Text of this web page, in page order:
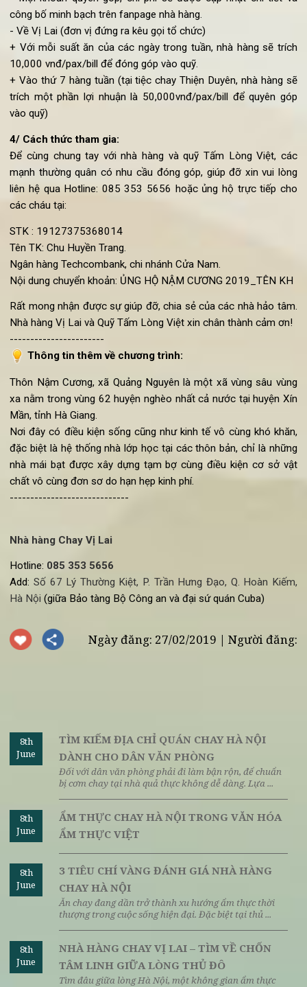
2/ Thời gian thực hiện: Dự án bắt đầu khởi công ngày 19/2
3/ Hình thức tham gia:
- Toàn bộ số tiền các mạnh thường quân đóng góp sẽ
dùng để xây dựng và sửa sang cơ sở vật chất lớp học.
- Mọi khoản quyên góp, chi phí sẽ được cập nhật chi tiết
công bố minh bạch trên fanpage nhà hàng.
+ Với mỗi suất ăn của các ngày trong tuần, nhà hàng sẽ
10,000 vnđ/pax/bill để đóng góp vào quỹ.
+ Vào thứ 7 hàng tuần (tại tiệc chay Thiện Duyên, nhà hàng
trích một phần lợi nhuận là 50,000vnđ/pax/bill để quyên
4/ Cách thức tham gia:
Để cùng chung tay với nhà hàng và quỹ Tấm Lòng Việt,
mạnh thường quân có nhu cầu đóng góp, giúp đỡ xin vui
các cháu tại:
STK : 19127375368014
Tên TK: Chu Huyền Trang.
Ngân hàng Techcombank, chi nhánh Cửa Nam.
Nội dung chuyển khoản: ỦNG HỘ NẬM CƯƠNG 2019_TÊN
Rất mong nhận được sự giúp đỡ, chia sẻ của các nhà hảo
Nhà hàng Vị Lai và Quỹ Tấm Lòng Việt xin chân thành cảm
-----------------------
Thông tin thêm về chương trình:
Thôn Nậm Cương, xã Quảng Nguyên là một xã vùng sâu
Mần, tỉnh Hà Giang.
đặc biệt là hệ thống nhà lớp học tại các thôn bản, chỉ là
nhà mái bạt được xây dựng tạm bợ cùng điều kiện cơ sở
chất vô cùng đơn sơ do hạn hẹp kinh phí.
Ngày đăng: 27/02/2019 | Người
8th
June
TÌM KIẾM ĐỊA CHỈ QUÁN CHAY HÀ NỘI
DÀNH CHO DÂN VĂN PHÒNG
Đối với dân văn phòng phải đi làm bận rộn, để chuẩn
bị cơm chay tại nhà quả thực không dễ dàng. Lựa ...
8th
June
ẨM THỰC CHAY HÀ NỘI TRONG VĂN HÓA
ẨM THỰC VIỆT